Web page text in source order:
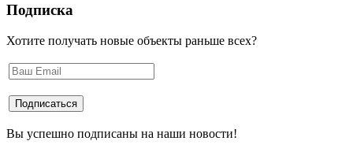
Подписка
Хотите получать новые объекты раньше всех?
Вы успешно подписаны на наши новости!